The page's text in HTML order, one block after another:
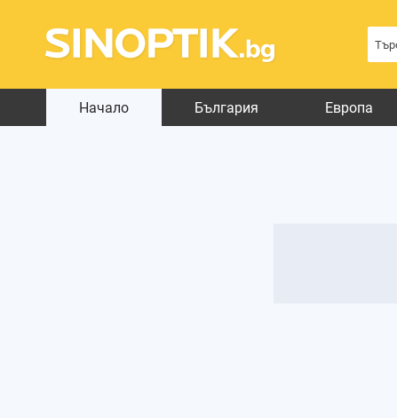
Начало България Европа